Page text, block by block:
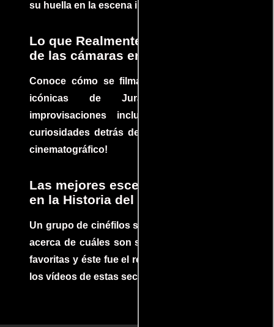
su huella en la escena internacional.
Lo que Realmente Sucedió detrás
de las cámaras en Jurassic Park
Conoce cómo se filmaron algunas escenas
icónicas de Jurassic Park, con
improvisaciones incluidas. ¡Descubre las
curiosidades detrás del rodaje de un clásico
cinematográfico!
Las mejores escenas de acción
en la Historia del cine
Un grupo de cinéfilos se juntaron para debatir
acerca de cuáles son sus escenas de acción
favoritas y éste fue el resultado. No te pierdas
los vídeos de estas secuencias inolvidables.